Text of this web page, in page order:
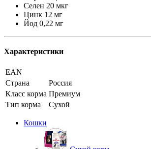
Селен 20 мкг
Цинк 12 мг
Йод 0,22 мг
Характеристики
EAN
Страна
Россия
Класс корма Премиум
Тип корма
Сухой
Кошки